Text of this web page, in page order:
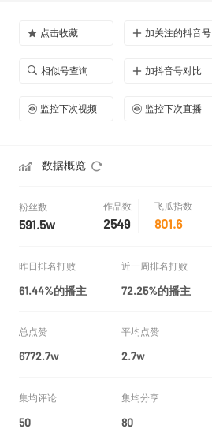
点击收藏 加关注的抖音号
相似号查询 加抖音号对比
监控下次视频 监控下次直播
数据概览
粉丝数
591.5w
作品数
2549
飞瓜指数
801.6
昨日排名打败
61.44%的播主
近一周排名打败
72.25%的播主
总点赞
6772.7w
平均点赞
2.7w
集均评论
50
集均分享
80